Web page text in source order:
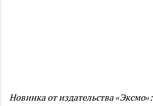
Новинка от издательства «Эксмо»: